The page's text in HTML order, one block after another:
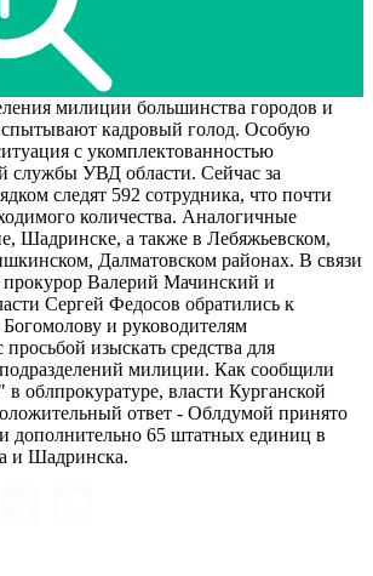
милиции большинства городов и
кадровый голод. Особую
с укомплектованностью
службы УВД области. Сейчас за
следят 592 сотрудника, что почти
количества. Аналогичные
Шадринске, а также в Лебяжьевском,
Далматовском районах. В связи
прокурор Валерий Мачинский и
Сергей Федосов обратились к
и руководителям
изыскать средства для
милиции. Как сообщили
облпрокуратуре, власти Курганской
ответ - Облдумой принято
дополнительно 65 штатных единиц в
и Шадринска.